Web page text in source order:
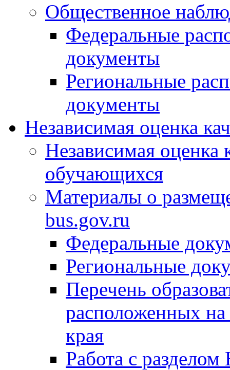
Общественное
Федеральные
документы
Региональные
документы
Независимая оценка
Независимая оценка
обучающихся
Материалы о
bus.gov.ru
Федеральные
Региональные
Перечень
расположенных на
края
Работа с